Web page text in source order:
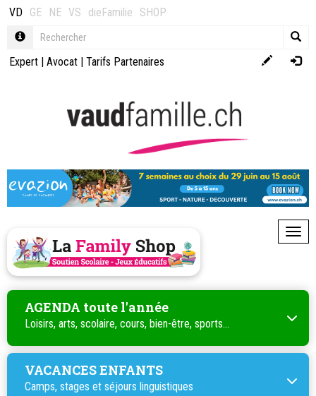
VD GE NE VS dieFamilie SHOP
Expert | Avocat | Tarifs Partenaires
AGENDA toute l'année
Loisirs, arts, scolaire, cours, bien-être, sports...
VACANCES ENFANTS
Camps, stages et séjours linguistiques